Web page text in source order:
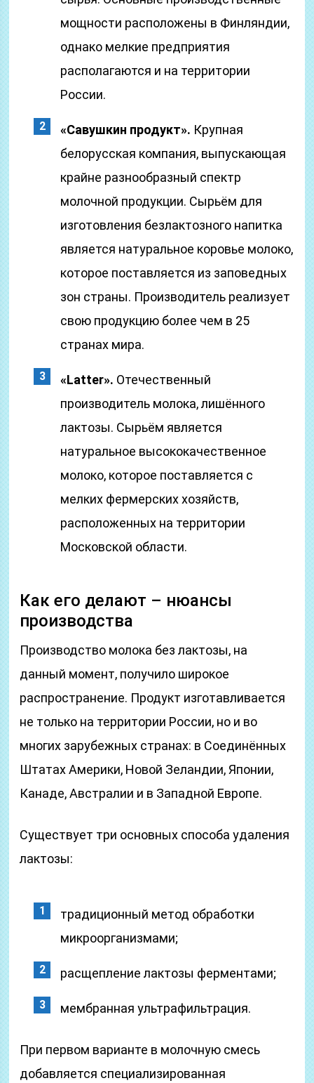
мощности расположены в Финляндии,
однако мелкие предприятия
располагаются и на территории
России.
«Савушкин продукт». Крупная
белорусская компания, выпускающая
крайне разнообразный спектр
молочной продукции. Сырьём для
изготовления безлактозного напитка
является натуральное коровье молоко,
которое поставляется из заповедных
зон страны. Производитель реализует
свою продукцию более чем в 25
странах мира.
«Latter». Отечественный
производитель молока, лишённого
лактозы. Сырьём является
натуральное высококачественное
молоко, которое поставляется с
мелких фермерских хозяйств,
расположенных на территории
Московской области.
Как его делают – нюансы
производства
Производство молока без лактозы, на
данный момент, получило широкое
распространение. Продукт изготавливается
не только на территории России, но и во
многих зарубежных странах: в Соединённых
Штатах Америки, Новой Зеландии, Японии,
Канаде, Австралии и в Западной Европе.
Существует три основных способа удаления
лактозы:
традиционный метод обработки
микроорганизмами;
расщепление лактозы ферментами;
мембранная ультрафильтрация.
При первом варианте в молочную смесь
добавляется специализированная